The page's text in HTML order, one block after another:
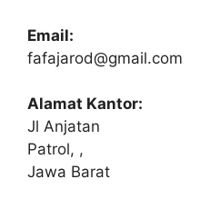
Email:
fafajarod@gmail.com
Alamat Kantor:
Jl Anjatan
Patrol, ,
Jawa Barat